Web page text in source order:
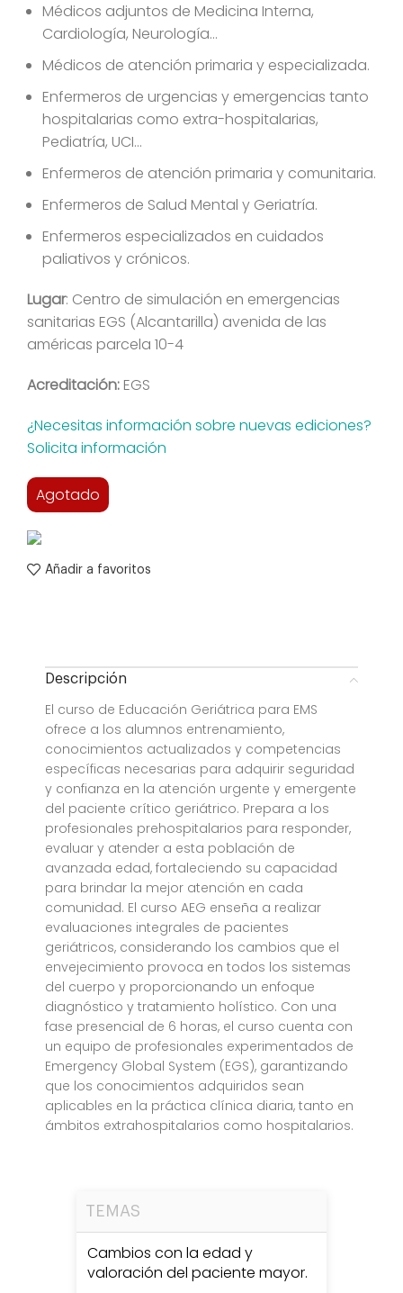
Médicos adjuntos de Medicina Interna,
Cardiología, Neurología…
Médicos de atención primaria y especializada.
Enfermeros de urgencias y emergencias tanto
hospitalarias como extra-hospitalarias,
Pediatría, UCI…
Enfermeros de atención primaria y comunitaria.
Enfermeros de Salud Mental y Geriatría.
Enfermeros especializados en cuidados
paliativos y crónicos.
Lugar: Centro de simulación en emergencias
sanitarias EGS (Alcantarilla) avenida de las
américas parcela 10-4
Acreditación:EGS
¿Necesitas información sobre nuevas ediciones?
Solicita información
Agotado
Añadir a favoritos
Descripción
El curso de Educación Geriátrica para EMS
ofrece a los alumnos entrenamiento,
conocimientos actualizados y competencias
específicas necesarias para adquirir seguridad
y confianza en la atención urgente y emergente
del paciente crítico geriátrico. Prepara a los
profesionales prehospitalarios para responder,
evaluar y atender a esta población de
avanzada edad, fortaleciendo su capacidad
para brindar la mejor atención en cada
comunidad. El curso AEG enseña a realizar
evaluaciones integrales de pacientes
geriátricos, considerando los cambios que el
envejecimiento provoca en todos los sistemas
del cuerpo y proporcionando un enfoque
diagnóstico y tratamiento holístico. Con una
fase presencial de 6 horas, el curso cuenta con
un equipo de profesionales experimentados de
Emergency Global System (EGS), garantizando
que los conocimientos adquiridos sean
aplicables en la práctica clínica diaria, tanto en
ámbitos extrahospitalarios como hospitalarios.
TEMAS
Cambios con la edad y
valoración del paciente mayor.